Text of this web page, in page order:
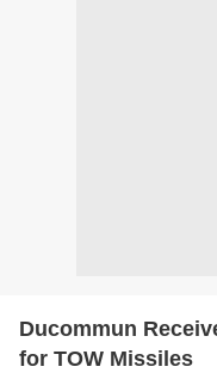
Ducommun
for TOW Missiles